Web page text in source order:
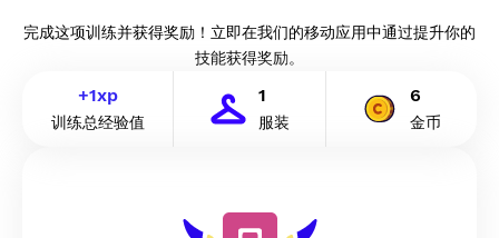
完成这项训练并获得奖励！立即在我们的移动应用中通过提升你的
技能获得奖励。
+1xp
训练总经验值
1
服装
6
金币